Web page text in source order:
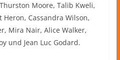
Moore, Talib Kweli,
Cassandra Wilson,
Mira Nair, Alice Walker,
und Jean Luc Godard.